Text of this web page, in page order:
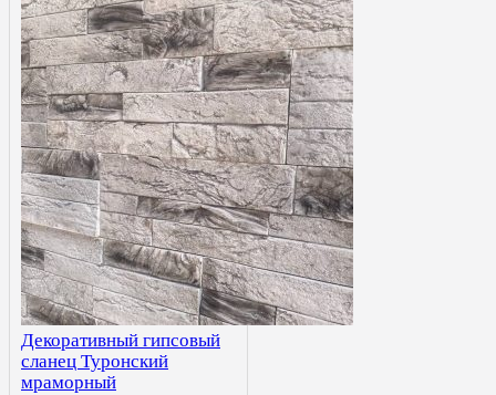
Декоративный гипсовый
сланец Туронский
мраморный